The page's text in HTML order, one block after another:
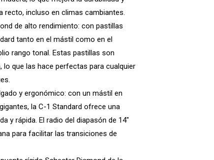
recto, incluso en climas cambiantes.
de alto rendimiento: con pastillas
tanto en el mástil como en el
rango tonal. Estas pastillas son
lo que las hace perfectas para cualquier
y ergonómico: con un mástil en
la C-1 Standard ofrece una
y rápida. El radio del diapasón de 14″
para facilitar las transiciones de